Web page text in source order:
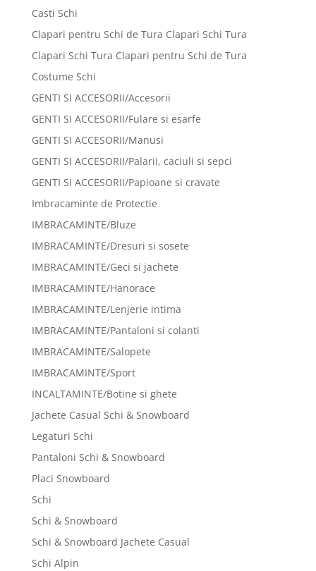
Casti Schi
Clapari pentru Schi de Tura Clapari Schi Tura
Clapari Schi Tura Clapari pentru Schi de Tura
Costume Schi
GENTI SI ACCESORII/Accesorii
GENTI SI ACCESORII/Fulare si esarfe
GENTI SI ACCESORII/Manusi
GENTI SI ACCESORII/Palarii, caciuli si sepci
GENTI SI ACCESORII/Papioane si cravate
Imbracaminte de Protectie
IMBRACAMINTE/Bluze
IMBRACAMINTE/Dresuri si sosete
IMBRACAMINTE/Geci si jachete
IMBRACAMINTE/Hanorace
IMBRACAMINTE/Lenjerie intima
IMBRACAMINTE/Pantaloni si colanti
IMBRACAMINTE/Salopete
IMBRACAMINTE/Sport
INCALTAMINTE/Botine si ghete
Jachete Casual Schi & Snowboard
Legaturi Schi
Pantaloni Schi & Snowboard
Placi Snowboard
Schi
Schi & Snowboard
Schi & Snowboard Jachete Casual
Schi Alpin